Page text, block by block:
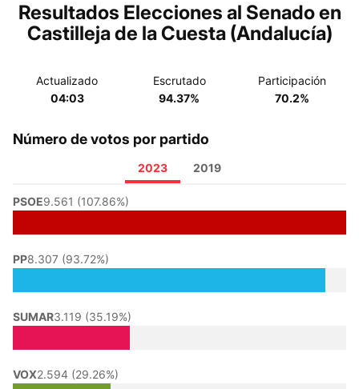
Resultados Elecciones al Senado en
Castilleja de la Cuesta (Andalucía)
Actualizado
04:03
Escrutado
94.37%
Participación
70.2%
Número de votos por partido
2023 2019
PSOE9.561 (107.86%)
PP8.307 (93.72%)
SUMAR3.119 (35.19%)
VOX2.594 (29.26%)